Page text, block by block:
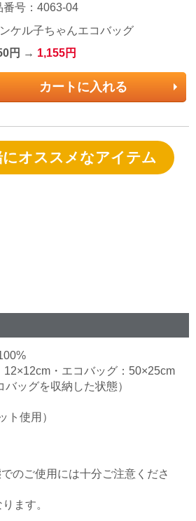
番号：4063-04
ケル子ちゃんエコバッグ
円 → 1,155円
カートに入れる
オススメなアイテム
・エコバッグ：50×25cm
ッグを収納した状態）
ト使用）
のご使用には十分ご注意くださ
ます。